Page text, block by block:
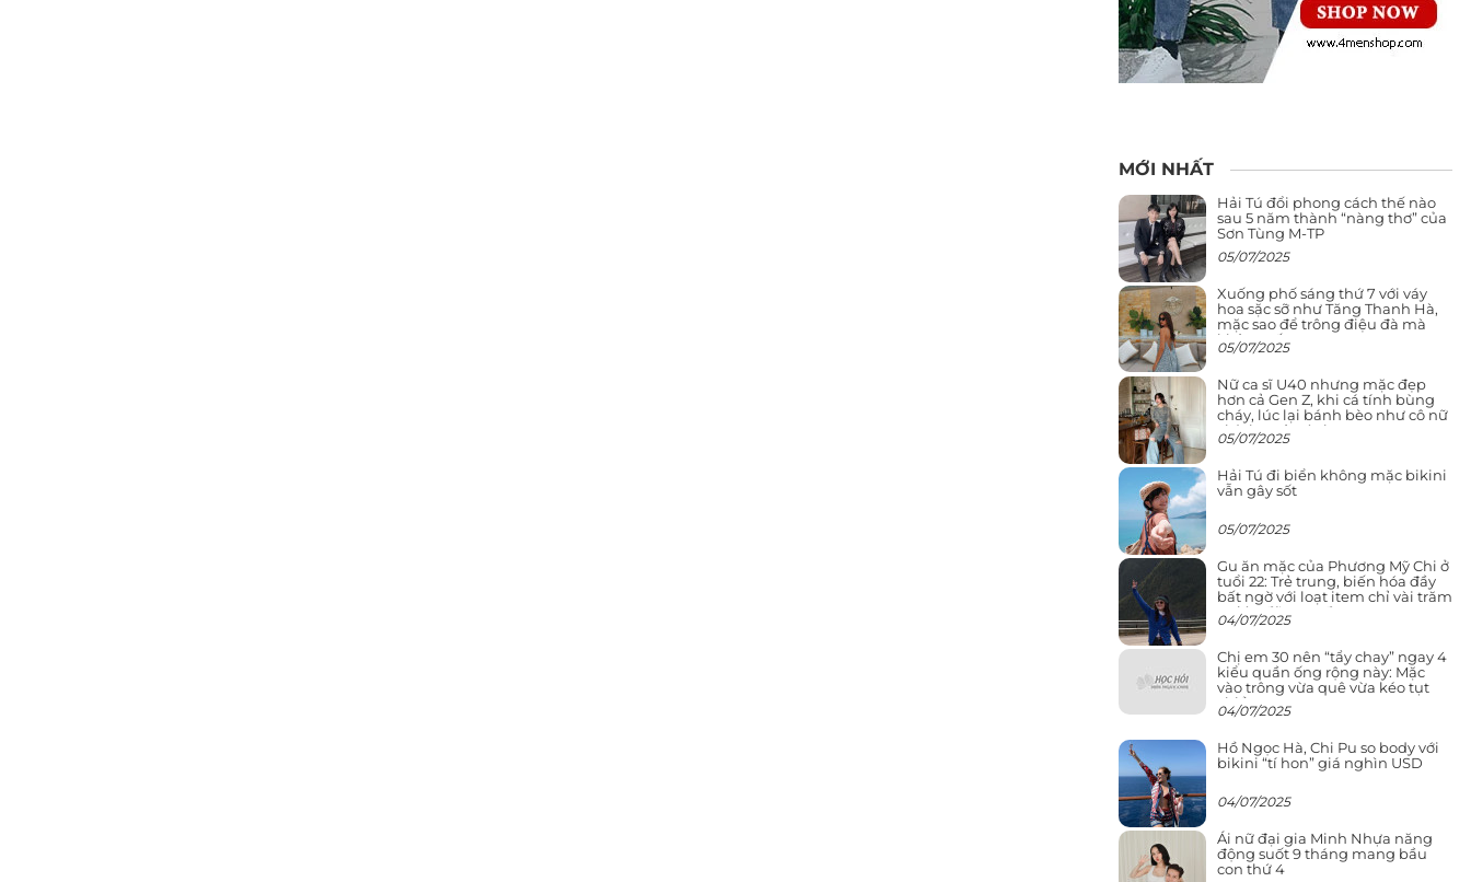
MỚI NHẤT
Hải Tú đổi phong cách thế nào
sau 5 năm thành “nàng thơ” của
Sơn Tùng M-TP
05/07/2025
Xuống phố sáng thứ 7 với váy
hoa sặc sỡ như Tăng Thanh Hà,
mặc sao để trông điệu đà mà
không sến
05/07/2025
Nữ ca sĩ U40 nhưng mặc đẹp
hơn cả Gen Z, khi cá tính bùng
cháy, lúc lại bánh bèo như cô nữ
chính ngôn tình
05/07/2025
Hải Tú đi biển không mặc bikini
vẫn gây sốt
05/07/2025
Gu ăn mặc của Phương Mỹ Chi ở
tuổi 22: Trẻ trung, biến hóa đầy
bất ngờ với loạt item chỉ vài trăm
nghìn đã mua được
04/07/2025
Chị em 30 nên “tẩy chay” ngay 4
kiểu quần ống rộng này: Mặc
vào trông vừa quê vừa kéo tụt
chiều cao
04/07/2025
Hồ Ngọc Hà, Chi Pu so body với
bikini “tí hon” giá nghìn USD
04/07/2025
Ái nữ đại gia Minh Nhựa năng
động suốt 9 tháng mang bầu
con thứ 4